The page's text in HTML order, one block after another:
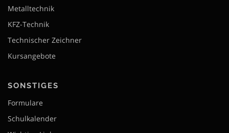
Metalltechnik
KFZ-Technik
Technischer Zeichner
Kursangebote
SONSTIGES
Formulare
Schulkalender